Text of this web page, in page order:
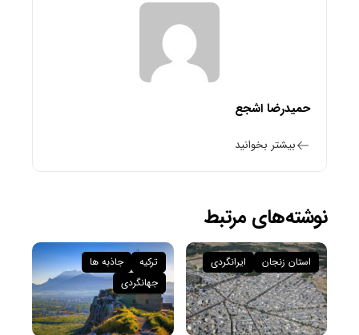
حمیدرضا اشجع
بیشتر بخوانید
نوشته‌های مرتبط
استان زنجان ایرانگردی ترکیه
جاذبه ها
جهانگردی